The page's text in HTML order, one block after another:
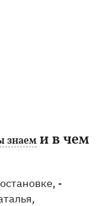
знаем и в чем
-